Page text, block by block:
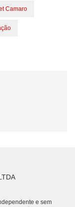
Camaro
e sem